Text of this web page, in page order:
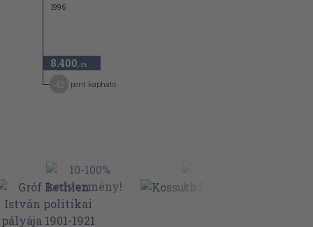
1996
8.400 ,-Ft
pont kapható